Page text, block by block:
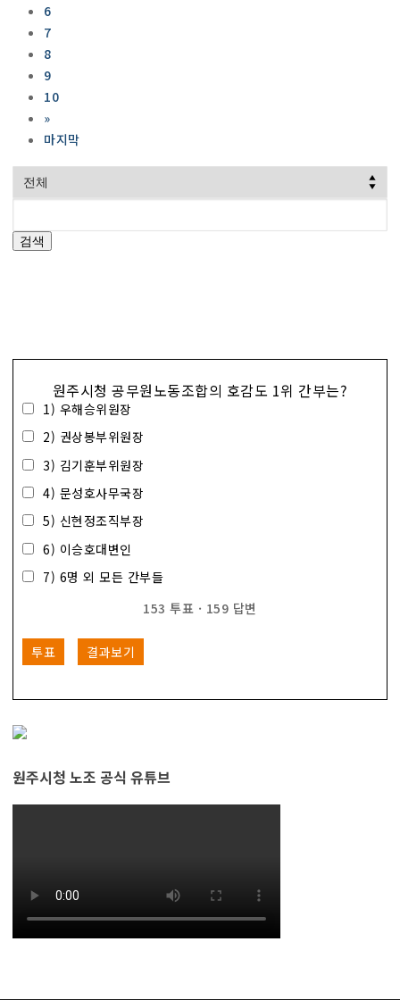
6
7
8
9
10
»
마지막
검색
원주시청 공무원노동조합의 호감도 1위 간부는?
1) 우해승위원장
2) 권상봉부위원장
3) 김기훈부위원장
4) 문성호사무국장
5) 신현정조직부장
6) 이승호대변인
7) 6명 외 모든 간부들
153 투표 · 159 답변
투표 결과보기
원주시청 노조 공식 유튜브